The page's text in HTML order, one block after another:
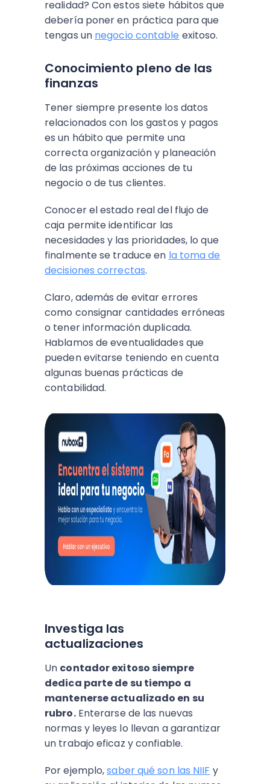
realidad? Con estos siete hábitos que
debería poner en práctica para que
tengas un negocio contable exitoso.
Conocimiento pleno de las
finanzas
Tener siempre presente los datos
relacionados con los gastos y pagos
es un hábito que permite una
correcta organización y planeación
de las próximas acciones de tu
negocio o de tus clientes.
Conocer el estado real del flujo de
caja permite identificar las
necesidades y las prioridades, lo que
finalmente se traduce en la toma de
decisiones correctas.
Claro, además de evitar errores
como consignar cantidades erróneas
o tener información duplicada.
Hablamos de eventualidades que
pueden evitarse teniendo en cuenta
algunas buenas prácticas de
contabilidad.
Investiga las
actualizaciones
Un contador exitoso siempre
dedica parte de su tiempo a
mantenerse actualizado en su
rubro.Enterarse de las nuevas
normas y leyes lo llevan a garantizar
un trabajo eficaz y confiable.
Por ejemplo,saber qué son las NIIF y